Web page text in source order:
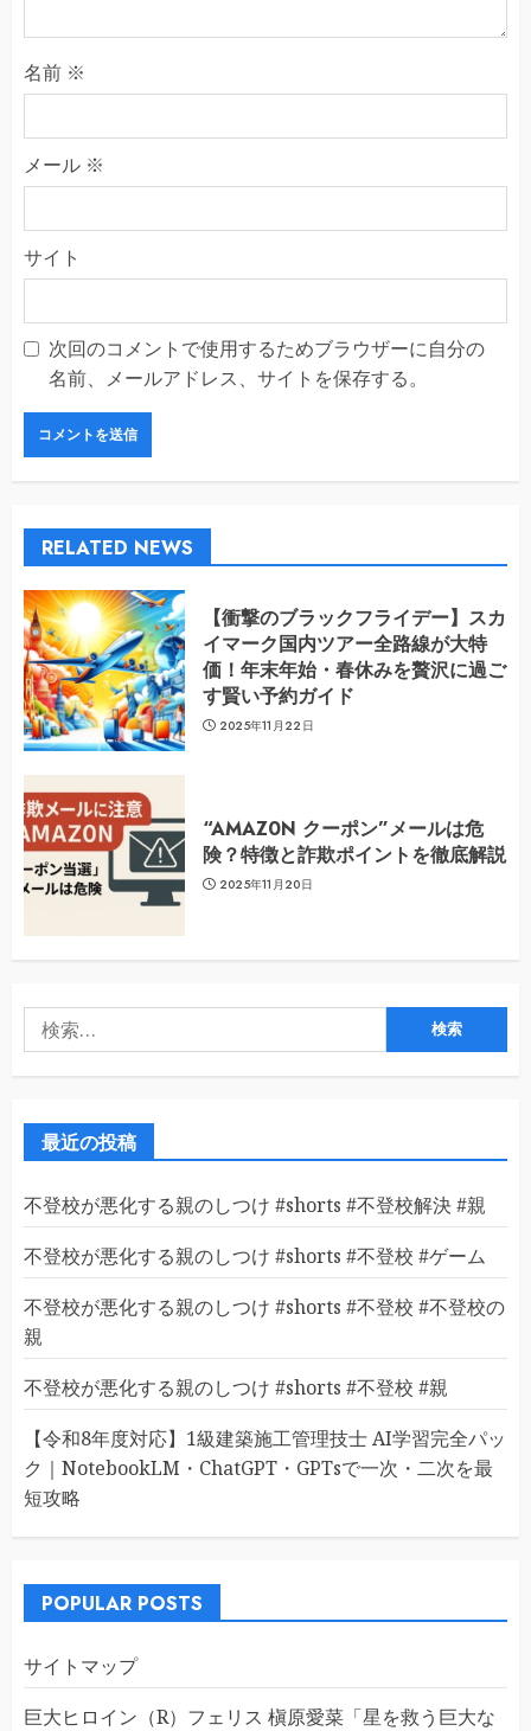
名前 ※
メール ※
サイト
次回のコメントで使用するためブラウザーに自分の
名前、メールアドレス、サイトを保存する。
RELATED NEWS
【衝撃のブラックフライデー】スカ
イマーク国内ツアー全路線が大特
価！年末年始・春休みを贅沢に過ご
す賢い予約ガイド
2025年11月22日
“AMAZ0N クーポン”メールは危
険？特徴と詐欺ポイントを徹底解説
2025年11月20日
索:
最近の投稿
不登校が悪化する親のしつけ #shorts #不登校解決 #親
不登校が悪化する親のしつけ #shorts #不登校 #ゲーム
不登校が悪化する親のしつけ #shorts #不登校 #不登校の
親
不登校が悪化する親のしつけ #shorts #不登校 #親
【令和8年度対応】1級建築施工管理技士 AI学習完全パッ
ク｜NotebookLM・ChatGPT・GPTsで一次・二次を最
短攻略
POPULAR POSTS
サイトマップ
巨大ヒロイン（R）フェリス 槇原愛菜「星を救う巨大な